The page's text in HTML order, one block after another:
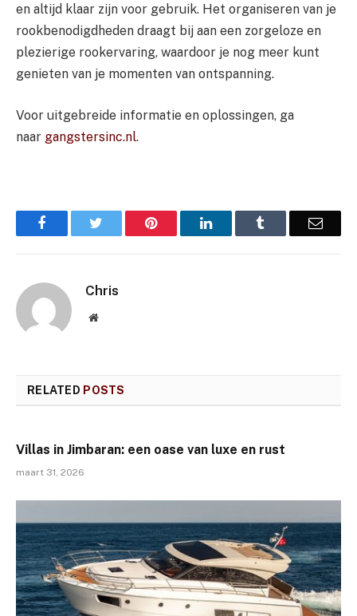
en altijd klaar zijn voor gebruik. Het organiseren van je
rookbenodigdheden draagt bij aan een zorgeloze en
plezierige rookervaring, waardoor je nog meer kunt
genieten van je momenten van ontspanning.
Voor uitgebreide informatie en oplossingen, ga
naar gangstersinc.nl.
Facebook Pinterest LinkedIn Email
Chris
Website
RELATED POSTS
Villas in Jimbaran: een oase van luxe en rust
maart 31, 2026